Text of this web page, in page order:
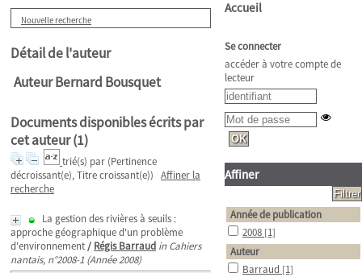
Nouvelle recherche
Détail de l'auteur
Auteur Bernard Bousquet
Documents disponibles écrits par
cet auteur (1)
trié(s) par (Pertinence
décroissant(e), Titre croissant(e)) Affiner la
recherche
La gestion des rivières à seuils :
approche géographique d'un problème
d'environnement/ Régis Barraud in Cahiers
nantais, n°2008-1 (Année 2008)
Accueil
Se connecter
accéder à votre compte de
lecteur
Affiner
Année de publication
2008 [1]
Auteur
Barraud [1]